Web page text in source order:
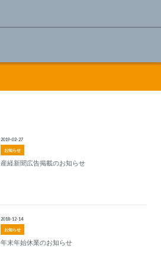
お知らせ
2019-02-27
産経新聞広告掲載のお知らせ
お知らせ
2018-12-14
年末年始休業のお知らせ